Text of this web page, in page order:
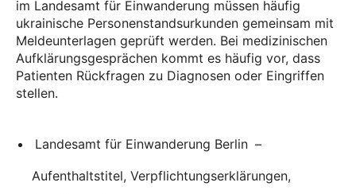
im Landesamt für Einwanderung müssen häufig
ukrainische Personenstandsurkunden gemeinsam mit
Meldeunterlagen geprüft werden. Bei medizinischen
Aufklärungsgesprächen kommt es häufig vor, dass
Patienten Rückfragen zu Diagnosen oder Eingriffen
stellen.
Landesamt für Einwanderung Berlin –
Aufenthaltstitel, Verpflichtungserklärungen,